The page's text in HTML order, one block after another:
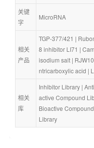
关键
字
MicroRNA
相关
产品
TGP-377/421 |
8 inhibitor LI71 |
isodium salt |
ntricarboxylic acid |
相关
库
Inhibitor Library |
active Compound
Bioactive
Library